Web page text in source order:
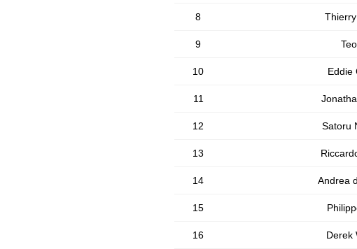
8
9
10 Eddie
11
12 Satoru
13
14 Andrea
15
16 Derek